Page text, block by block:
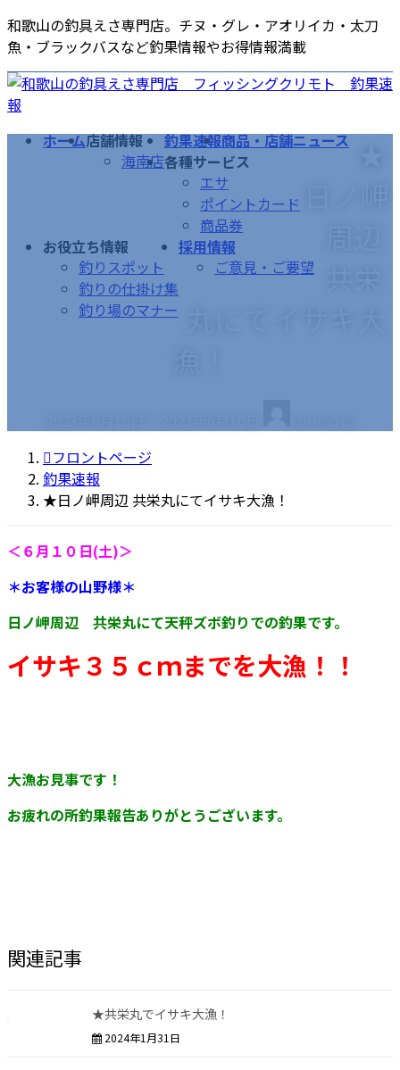
コ
ン
テ
ン
ツ
へ
ナ
ビ
ゲ
ー
シ
ョ
和歌山の釣具えさ専門店。チヌ・グレ・アオリイカ・太刀
魚・ブラックバスなど釣果情報やお得情報満載
ホーム店舗情報
海南店
釣果速報商品・店舗ニュース
各種サービス
エサ
ポイントカード
商品券
お役立ち情報
釣りスポット
釣りの仕掛け集
釣り場のマナー
採用情報
ご意見・ご要望
終
日
フロントページ
釣果速報
★日ノ岬周辺 共栄丸にてイサキ大漁！
＜６月１０日(土)＞
＊お客様の山野様＊
日ノ岬周辺 共栄丸にて天秤ズボ釣りでの釣果です。
イサキ３５ｃｍまでを大漁！！
大漁お見事です！
お疲れの所釣果報告ありがとうございます。
関連記事
★共栄丸でイサキ大漁！
2024年1月31日